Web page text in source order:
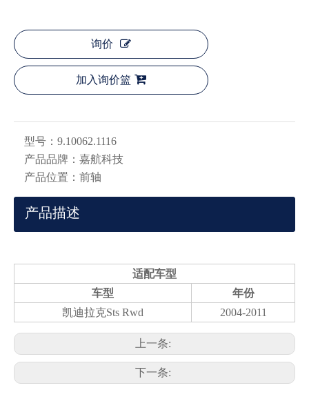
询价
加入询价篮
型号： 9.10062.1116
产品品牌： 嘉航科技
产品位置： 前轴
产品描述
适配车型
车型
年份
凯迪拉克Sts Rwd 2004-2011
上一条:
下一条: